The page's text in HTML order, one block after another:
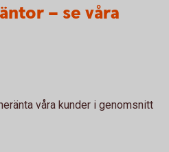
– se våra
våra kunder i genomsnitt